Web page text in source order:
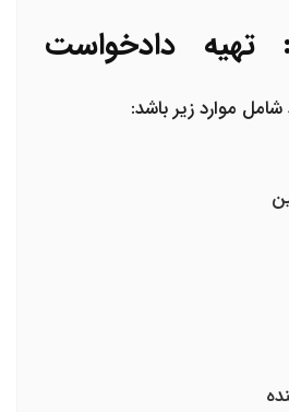
تهیه دادخواست
شامل موارد زیر باشد: